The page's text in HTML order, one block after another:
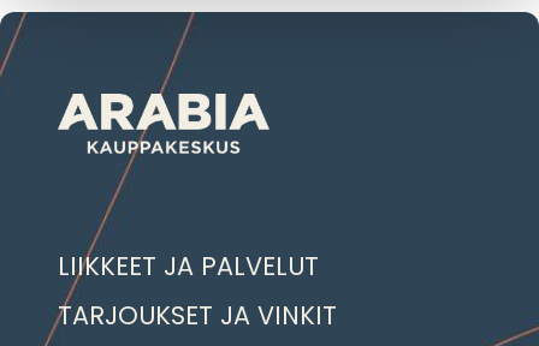
LIIKKEET JA PALVELUT
TARJOUKSET JA VINKIT